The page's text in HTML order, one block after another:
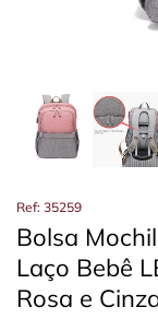
Ref: 35259
Bolsa
Laço Bebê
Rosa e